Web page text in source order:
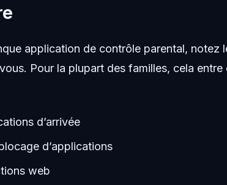
application de contrôle parental, notez
Pour la plupart des familles, cela entre
d’arrivée
d’applications
web